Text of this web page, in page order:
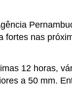
fortes nas
12 horas,
a 50 mm.